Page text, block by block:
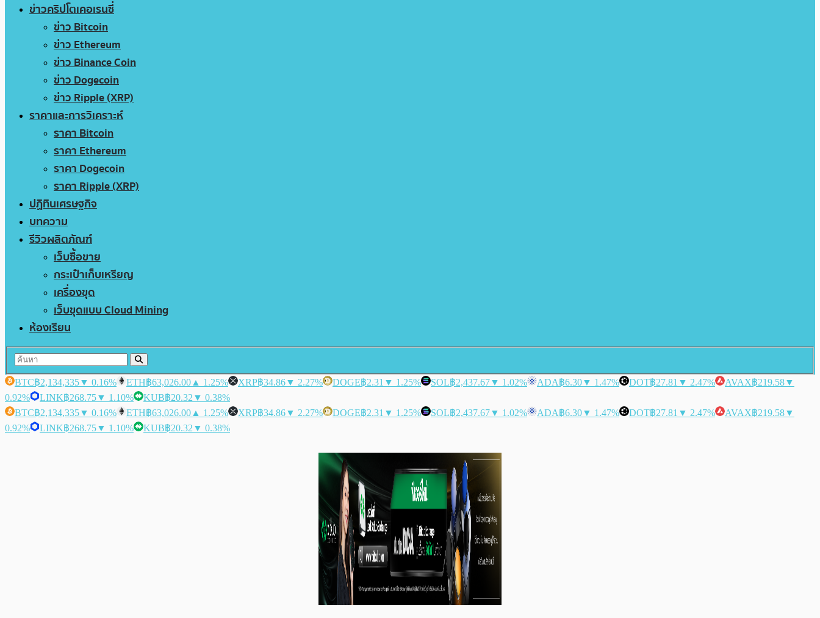
ข่าวคริปโตเคอเรนซี่
ข่าว Bitcoin
ข่าว Ethereum
ข่าว Binance Coin
ข่าว Dogecoin
ข่าว Ripple (XRP)
ราคาและการวิเคราะห์
ราคา Bitcoin
ราคา Ethereum
ราคา Dogecoin
ราคา Ripple (XRP)
ปฏิทินเศรษฐกิจ
บทความ
รีวิวผลิตภัณฑ์
เว็บซื้อขาย
กระเป๋าเก็บเหรียญ
เครื่องขุด
เว็บขุดแบบ Cloud Mining
ห้องเรียน
BTC฿2,134,335▼ 0.16% ETH฿63,026.00 ▲ 1.25% XRP฿34.86▼ 2.27% DOGE฿2.31 ▼ 1.25% SOL฿2,437.67▼ 1.02% ADA฿6.30▼ 1.47% DOT฿27.81 ▼ 2.47% AVAX฿219.58▼
0.92%
LINK฿268.75▼ 1.10% KUB฿20.32 ▼ 0.38%
BTC฿2,134,335▼ 0.16% ETH฿63,026.00 ▲ 1.25% XRP฿34.86▼ 2.27% DOGE฿2.31 ▼ 1.25% SOL฿2,437.67▼ 1.02% ADA฿6.30▼ 1.47% DOT฿27.81 ▼ 2.47% AVAX฿219.58▼
0.92%
LINK฿268.75▼ 1.10% KUB฿20.32 ▼ 0.38%